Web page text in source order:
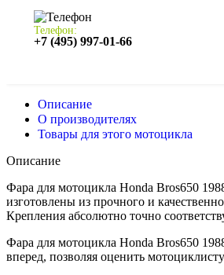
Телефон:
+7 (495) 997-01-66
Описание
О производителях
Товары для этого мотоцикла
Описание
Фара для мотоцикла Honda Bros650
изготовлены из прочного и
Крепления абсолютно точно
Фара для мотоцикла Honda Bros650
вперед, позволяя оценить